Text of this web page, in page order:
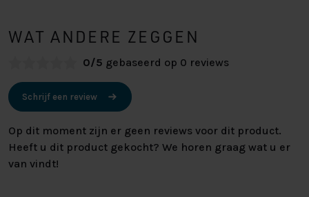
WAT ANDERE ZEGGEN
0/5 gebaseerd op 0 reviews
Schrijf een review
Op dit moment zijn er geen reviews voor dit product.
Heeft u dit product gekocht? We horen graag wat u er
van vindt!